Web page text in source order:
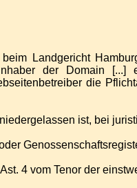
Landgericht
der Domain
die
ist, bei
4 vom Tenor der